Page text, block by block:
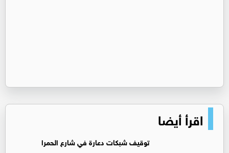
اقرأ أيضا
توقيف شبكات دعارة في شارع الحمرا